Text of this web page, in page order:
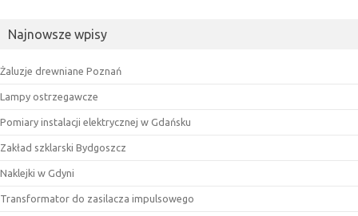
Najnowsze wpisy
Żaluzje drewniane Poznań
Lampy ostrzegawcze
Pomiary instalacji elektrycznej w Gdańsku
Zakład szklarski Bydgoszcz
Naklejki w Gdyni
Transformator do zasilacza impulsowego